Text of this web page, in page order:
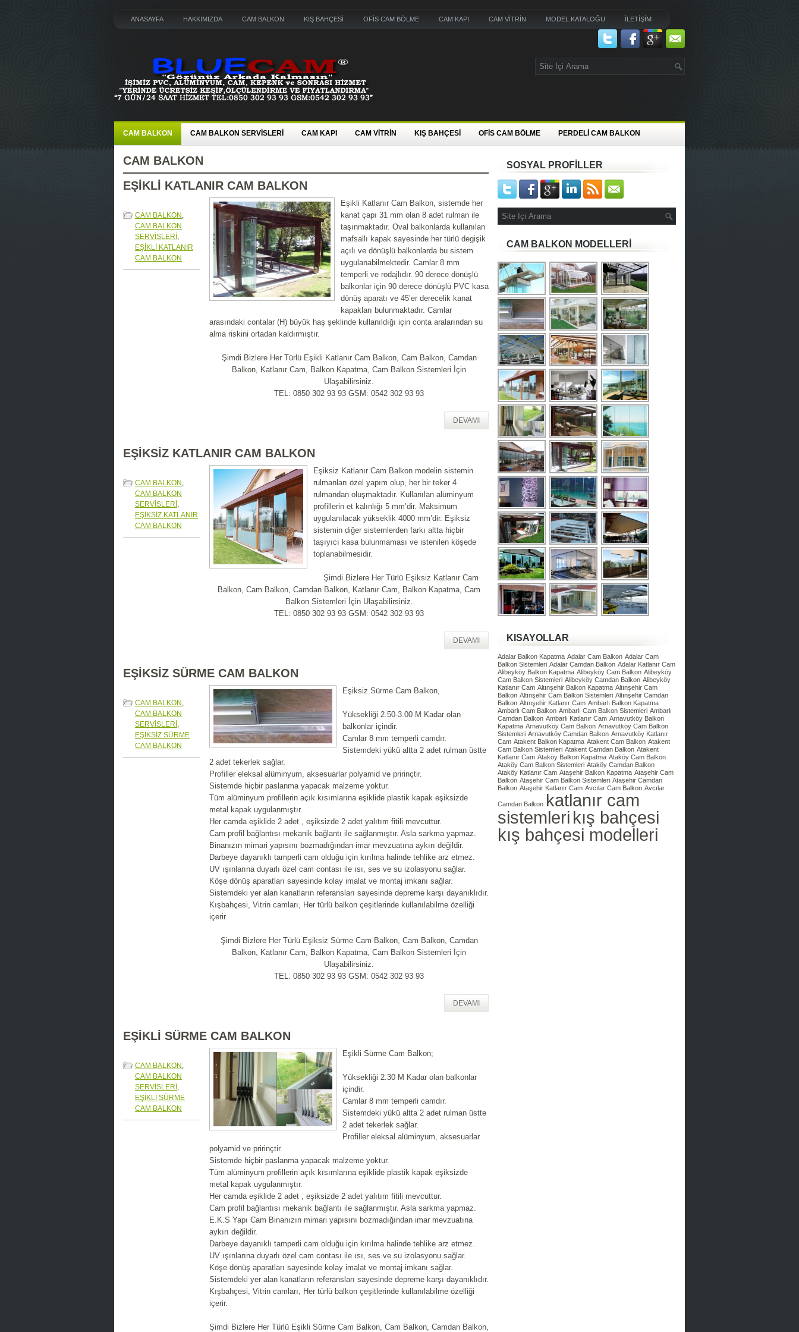
ANASAYFA HAKKIMIZDA CAM BALKON KIŞ BAHÇESİ OFİS CAM BÖLME CAM KAPI CAM VİTRİN MODEL KATALOĞU İLETİŞİM
CAM BALKON CAM BALKON SERVİSLERİ CAM KAPI CAM VİTRİN KIŞ BAHÇESİ OFİS CAM BÖLME PERDELİ CAM BALKON
CAM BALKON
EŞİKLİ KATLANIR CAM BALKON
CAM BALKON ,
CAM BALKON
SERVİSLERİ ,
EŞİKLİ KATLANIR
CAM BALKON
Eşikli Katlanır Cam Balkon, sistemde her
kanat çapı 31 mm olan 8 adet rulman ile
taşınmaktadır. Oval balkonlarda kullanılan
mafsallı kapak sayesinde her türlü degişik
açılı ve dönüşlü balkonlarda bu sistem
uygulanabilmektedir. Camlar 8 mm
temperli ve rodajlıdır. 90 derece dönüşlü
balkonlar için 90 derece dönüşlü PVC kasa
dönüş aparatı ve 45’er derecelik kanat
kapakları bulunmaktadır. Camlar
arasındaki contalar (H) büyük haş şeklinde kullanıldığı için conta aralarından su
alma riskini ortadan kaldırmıştır.
Şimdi Bizlere Her Türlü Eşikli Katlanır Cam Balkon, Cam Balkon, Camdan
Balkon, Katlanır Cam, Balkon Kapatma, Cam Balkon Sistemleri İçin
Ulaşabilirsiniz.
TEL: 0850 302 93 93 GSM: 0542 302 93 93
DEVAMI
EŞİKSİZ KATLANIR CAM BALKON
CAM BALKON ,
CAM BALKON
SERVİSLERİ ,
EŞİKSİZ KATLANIR
CAM BALKON
Eşiksiz Katlanır Cam Balkon modelin sistemin
rulmanları özel yapım olup, her bir teker 4
rulmandan oluşmaktadır. Kullanılan alüminyum
profillerin et kalınlığı 5 mm’dir. Maksimum
uygulanılacak yükseklik 4000 mm’dir. Eşiksiz
sistemin diğer sistemlerden farkı altta hiçbir
taşıyıcı kasa bulunmaması ve istenilen köşede
toplanabilmesidir.
Şimdi Bizlere Her Türlü Eşiksiz Katlanır Cam
Balkon, Cam Balkon, Camdan Balkon, Katlanır Cam, Balkon Kapatma, Cam
Balkon Sistemleri İçin Ulaşabilirsiniz.
TEL: 0850 302 93 93 GSM: 0542 302 93 93
DEVAMI
EŞİKSİZ SÜRME CAM BALKON
CAM BALKON ,
CAM BALKON
SERVİSLERİ ,
EŞİKSİZ SÜRME
CAM BALKON
Eşiksiz Sürme Cam Balkon,
Yüksekliği 2.50-3.00 M Kadar olan
balkonlar içindir.
Camlar 8 mm temperli camdır.
Sistemdeki yükü altta 2 adet rulman üstte
2 adet tekerlek sağlar.
Profiller eleksal alüminyum, aksesuarlar polyamid ve pririnçtir.
Sistemde hiçbir paslanma yapacak malzeme yoktur.
Tüm alüminyum profillerin açık kısımlarına eşiklide plastik kapak eşiksizde
metal kapak uygulanmıştır.
Her camda eşiklide 2 adet , eşiksizde 2 adet yalıtım fitili mevcuttur.
Cam profil bağlantısı mekanik bağlantı ile sağlanmıştır. Asla sarkma yapmaz.
Binanızın mimari yapısını bozmadığından imar mevzuatına aykırı değildir.
Darbeye dayanıklı tamperli cam olduğu için kırılma halinde tehlike arz etmez.
UV ışınlarına duyarlı özel cam contası ile ısı, ses ve su izolasyonu sağlar.
Köşe dönüş aparatları sayesinde kolay imalat ve montaj imkanı sağlar.
Sistemdeki yer alan kanatların referansları sayesinde depreme karşı dayanıklıdır.
Kışbahçesi, Vitrin camları, Her türlü balkon çeşitlerinde kullanılabilme özelliği
içerir.
Şimdi Bizlere Her Türlü Eşiksiz Sürme Cam Balkon, Cam Balkon, Camdan
Balkon, Katlanır Cam, Balkon Kapatma, Cam Balkon Sistemleri İçin
Ulaşabilirsiniz.
TEL: 0850 302 93 93 GSM: 0542 302 93 93
DEVAMI
EŞİKLİ SÜRME CAM BALKON
CAM BALKON ,
CAM BALKON
SERVİSLERİ ,
EŞİKLİ SÜRME
CAM BALKON
Eşikli Sürme Cam Balkon;
Yüksekliği 2.30 M Kadar olan balkonlar
içindir.
Camlar 8 mm temperli camdır.
Sistemdeki yükü altta 2 adet rulman üstte
2 adet tekerlek sağlar.
Profiller eleksal alüminyum, aksesuarlar
polyamid ve pririnçtir.
Sistemde hiçbir paslanma yapacak malzeme yoktur.
Tüm alüminyum profillerin açık kısımlarına eşiklide plastik kapak eşiksizde
metal kapak uygulanmıştır.
Her camda eşiklide 2 adet , eşiksizde 2 adet yalıtım fitili mevcuttur.
Cam profil bağlantısı mekanik bağlantı ile sağlanmıştır. Asla sarkma yapmaz.
E.K.S Yapı Cam Binanızın mimari yapısını bozmadığından imar mevzuatına
aykırı değildir.
Darbeye dayanıklı tamperli cam olduğu için kırılma halinde tehlike arz etmez.
UV ışınlarına duyarlı özel cam contası ile ısı, ses ve su izolasyonu sağlar.
Köşe dönüş aparatları sayesinde kolay imalat ve montaj imkanı sağlar.
Sistemdeki yer alan kanatların referansları sayesinde depreme karşı dayanıklıdır.
Kışbahçesi, Vitrin camları, Her türlü balkon çeşitlerinde kullanılabilme özelliği
içerir.
Şimdi Bizlere Her Türlü Eşikli Sürme Cam Balkon, Cam Balkon, Camdan Balkon,
SOSYAL PROFİLLER
CAM BALKON MODELLERİ
KISAYOLLAR
Adalar Balkon Kapatma Adalar Cam Balkon Adalar Cam
Balkon Sistemleri Adalar Camdan Balkon Adalar Katlanır Cam
Alibeyköy Balkon Kapatma Alibeyköy Cam Balkon Alibeyköy
Cam Balkon Sistemleri Alibeyköy Camdan Balkon Alibeyköy
Katlanır Cam Altınşehir Balkon Kapatma Altınşehir Cam
Balkon Altınşehir Cam Balkon Sistemleri Altınşehir Camdan
Balkon Altınşehir Katlanır Cam Ambarlı Balkon Kapatma
Ambarlı Cam Balkon Ambarlı Cam Balkon Sistemleri Ambarlı
Camdan Balkon Ambarlı Katlanır Cam Arnavutköy Balkon
Kapatma Arnavutköy Cam Balkon Arnavutköy Cam Balkon
Sistemleri Arnavutköy Camdan Balkon Arnavutköy Katlanır
Cam Atakent Balkon Kapatma Atakent Cam Balkon Atakent
Cam Balkon Sistemleri Atakent Camdan Balkon Atakent
Katlanır Cam Ataköy Balkon Kapatma Ataköy Cam Balkon
Ataköy Cam Balkon Sistemleri Ataköy Camdan Balkon
Ataköy Katlanır Cam Ataşehir Balkon Kapatma Ataşehir Cam
Balkon Ataşehir Cam Balkon Sistemleri Ataşehir Camdan
Balkon Ataşehir Katlanır Cam Avcılar Cam Balkon Avcılar
Camdan Balkon katlanır cam
sistemleri kış bahçesi
kış bahçesi modelleri